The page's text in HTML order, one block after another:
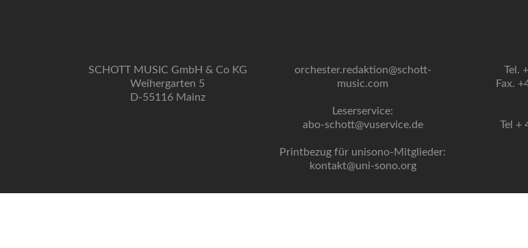
SCHOTT MUSIC GmbH & Co KG
Weihergarten 5
D-55116 Mainz
orchester.redaktion@schott-
music.com
Leserservice:
abo-schott@vuservice.de
Printbezug für unisono-Mitglieder:
kontakt@uni-sono.org
Tel.
Fax.
Tel +